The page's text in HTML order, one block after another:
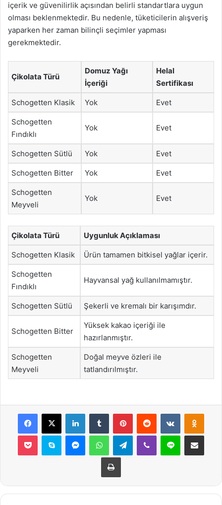
içerik ve güvenilirlik açısından belirli standartlara uygun
olması beklenmektedir. Bu nedenle, tüketicilerin alışveriş
yaparken her zaman bilinçli seçimler yapması
gerekmektedir.
Çikolata Türü
Domuz Yağı
İçeriği
Helal
Sertifikası
Schogetten Klasik Yok Evet
Schogetten
Fındıklı
Yok Evet
Schogetten Sütlü Yok Evet
Schogetten Bitter Yok Evet
Schogetten
Meyveli
Yok Evet
Çikolata Türü Uygunluk Açıklaması
Schogetten Klasik Ürün tamamen bitkisel yağlar içerir.
Schogetten
Fındıklı
Hayvansal yağ kullanılmamıştır.
Schogetten Sütlü Şekerli ve kremalı bir karışımdır.
Schogetten Bitter
Yüksek kakao içeriği ile
hazırlanmıştır.
Schogetten
Meyveli
Doğal meyve özleri ile
tatlandırılmıştır.
Facebook
X LinkedInTumblr PinterestReddit VKontakte
Pocket Skype MessengerWhatsAppTelegramViber Line E-Posta ile
Yazdır